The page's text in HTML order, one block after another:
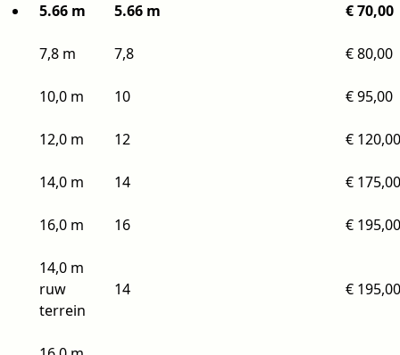
5.66 m 5.66 m € 70,00
7,8 m 7,8 € 80,00
10,0 m 10 € 95,00
12,0 m 12 € 120,00
14,0 m 14 € 175,00
16,0 m 16 € 195,00
14,0 m
ruw
terrein
14 € 195,00